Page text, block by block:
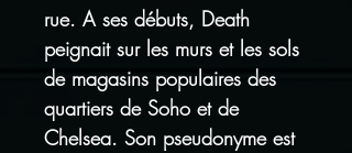
rue. A ses débuts, Death
peignait sur les murs et les sols
de magasins populaires des
quartiers de Soho et de
Chelsea. Son pseudonyme est